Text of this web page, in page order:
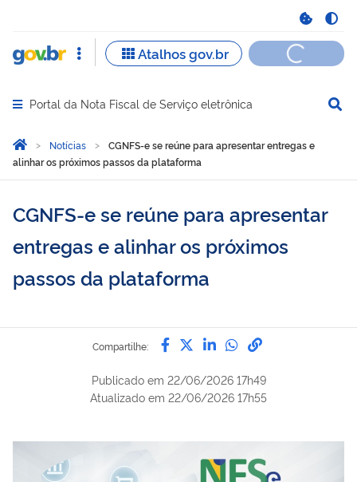
Abrir menu principal de navegação
Portal da Nota Fiscal de Serviço eletrônica
Você está aqui:
Página Inicial
Notícias
CGNFS-e se reúne para apresentar entregas e
alinhar os próximos passos da plataforma
CGNFS-e se reúne para apresentar
entregas e alinhar os próximos
passos da plataforma
Compartilhe: Compartilhe por Facebook
Compartilhe por Twitter
Compartilhe por
Compartilhe
link para
Publicado em 22/06/2026 17h49
Atualizado em 22/06/2026 17h55